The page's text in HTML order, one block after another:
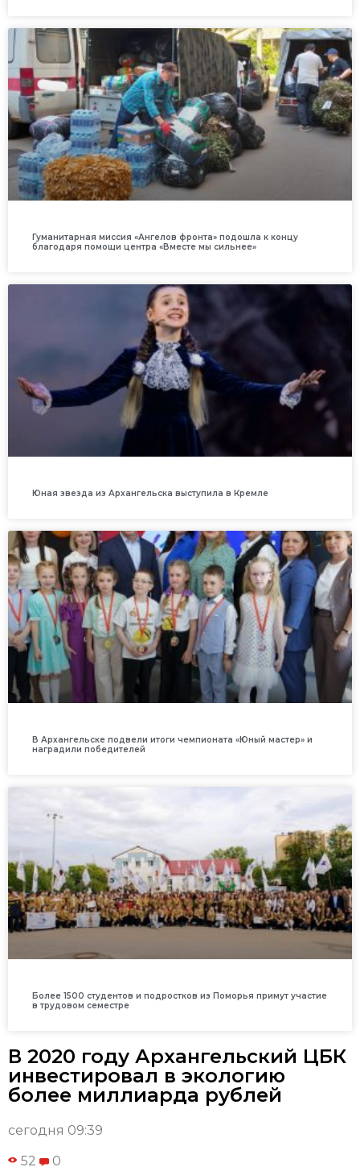
Гуманитарная миссия «Ангелов фронта» подошла к концу
благодаря помощи центра «Вместе мы сильнее»
Юная звезда из Архангельска выступила в Кремле
В Архангельске подвели итоги чемпионата «Юный мастер» и
наградили победителей
Более 1500 студентов и подростков из Поморья примут участие
в трудовом семестре
В 2020 году Архангельский ЦБК
инвестировал в экологию
более миллиарда рублей
сегодня 09:39
52 0